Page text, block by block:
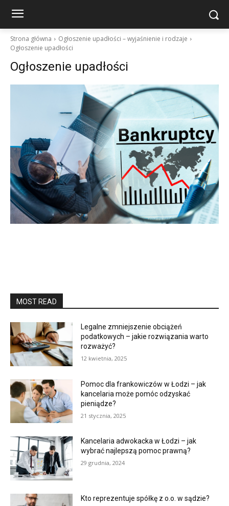
Strona główna
Ogłoszenie upadłości – wyjaśnienie i rodzaje
Ogłoszenie upadłości
Ogłoszenie upadłości
MOST READ
Legalne zmniejszenie obciążeń
podatkowych – jakie rozwiązania warto
rozważyć?
12 kwietnia, 2025
Pomoc dla frankowiczów w Łodzi – jak
kancelaria może pomóc odzyskać
pieniądze?
21 stycznia, 2025
Kancelaria adwokacka w Łodzi – jak
wybrać najlepszą pomoc prawną?
29 grudnia, 2024
Kto reprezentuje spółkę z o.o. w sądzie?